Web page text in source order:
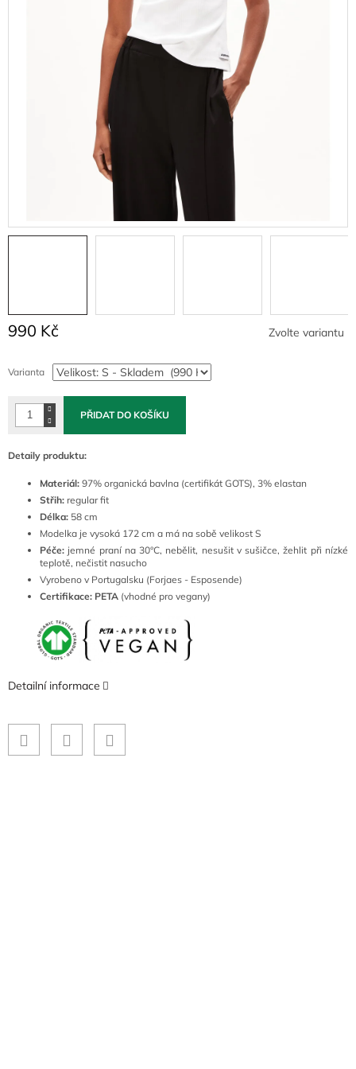
990 Kč
cena:
Zvolte variantu
Varianta
PŘIDAT DO KOŠÍKU
Detaily produktu:
Materiál: 97% organická bavlna (certifikát GOTS), 3% elastan
Střih: regular fit
Délka: 58 cm
Modelka je vysoká 172 cm a má na sobě velikost S
Péče: jemné praní na 30°C, nebělit, nesušit v sušičce, žehlit při nízké
teplotě, nečistit nasucho
Vyrobeno v Portugalsku (Forjaes - Esposende)
Certifikace: PETA (vhodné pro vegany)
Detailní informace